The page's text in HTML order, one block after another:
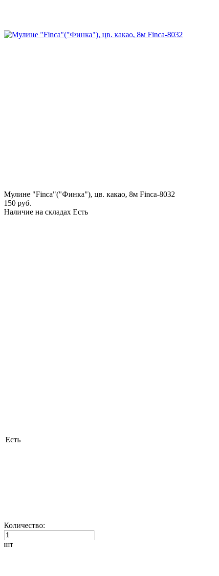
Мулине "Finca"("Финка"), цв. какао, 8м Finca-8032
150 руб.
Наличие на складах Есть
Есть
Количество:
шт